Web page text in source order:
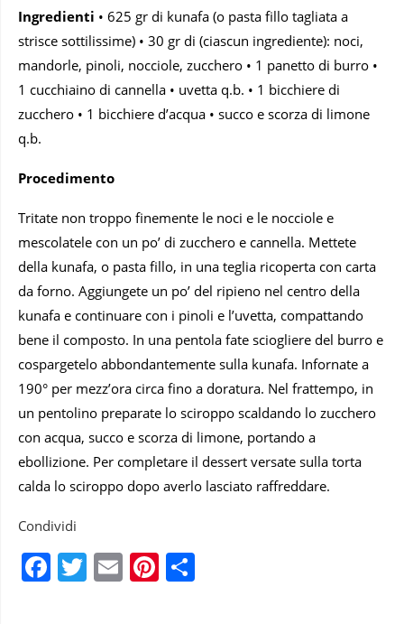
Ingredienti • 625 gr di kunafa (o pasta fillo tagliata a
strisce sottilissime) • 30 gr di (ciascun ingrediente): noci,
mandorle, pinoli, nocciole, zucchero • 1 panetto di burro •
1 cucchiaino di cannella • uvetta q.b. • 1 bicchiere di
zucchero • 1 bicchiere d’acqua • succo e scorza di limone
q.b.
Procedimento
Tritate non troppo finemente le noci e le nocciole e
mescolatele con un po’ di zucchero e cannella. Mettete
della kunafa, o pasta fillo, in una teglia ricoperta con carta
da forno. Aggiungete un po’ del ripieno nel centro della
kunafa e continuare con i pinoli e l’uvetta, compattando
bene il composto. In una pentola fate sciogliere del burro e
cospargetelo abbondantemente sulla kunafa. Infornate a
190° per mezz’ora circa fino a doratura. Nel frattempo, in
un pentolino preparate lo sciroppo scaldando lo zucchero
con acqua, succo e scorza di limone, portando a
ebollizione. Per completare il dessert versate sulla torta
calda lo sciroppo dopo averlo lasciato raffreddare.
Condividi
Facebook
Twitter
EmailPinterest